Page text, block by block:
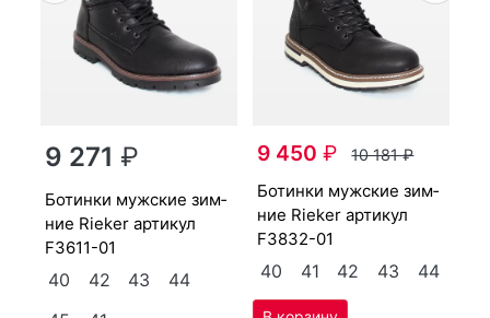
9 271₽
бо­тин­ки мужс­кие зим­
ние Ri­eker артикул
F3611-01
40 42 43
44
9 450₽ 10 181₽
бо­тин­ки мужс­кие зим­
ние Ri­eker артикул
F3832-01
40 41 42 43 44